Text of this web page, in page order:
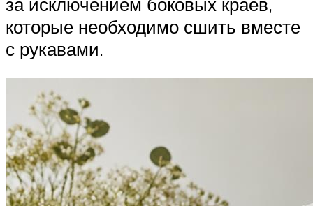
которые необходимо сшить вместе
с рукавами.